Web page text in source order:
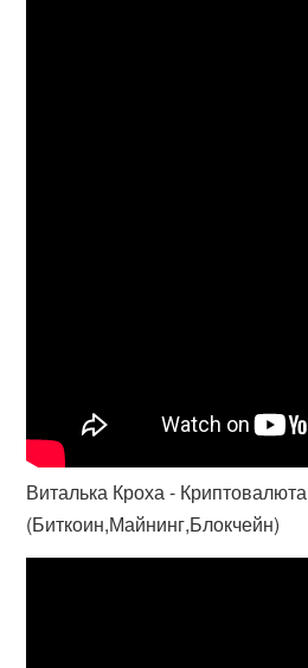
Виталька Кроха - Криптовалюта
(Биткоин,Майнинг,Блокчейн)